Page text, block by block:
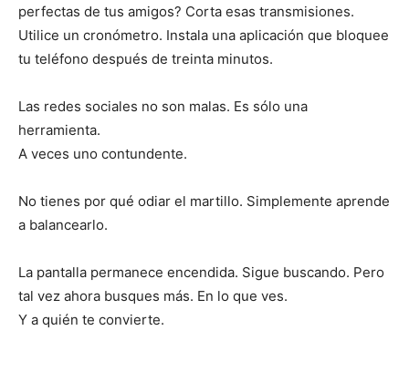
perfectas de tus amigos? Corta esas transmisiones.
Utilice un cronómetro. Instala una aplicación que bloquee
tu teléfono después de treinta minutos.
Las redes sociales no son malas. Es sólo una
herramienta.
A veces uno contundente.
No tienes por qué odiar el martillo. Simplemente aprende
a balancearlo.
La pantalla permanece encendida. Sigue buscando. Pero
tal vez ahora busques más. En lo que ves.
Y a quién te convierte.